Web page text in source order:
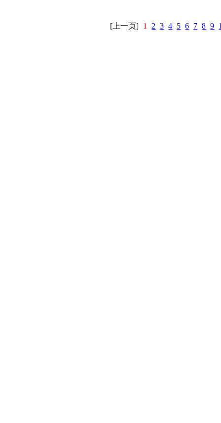
[上一页] 1 2 3 4 5 6 7 8 9